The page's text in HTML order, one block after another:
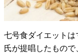
七号食ダイエット
氏が提唱したもの